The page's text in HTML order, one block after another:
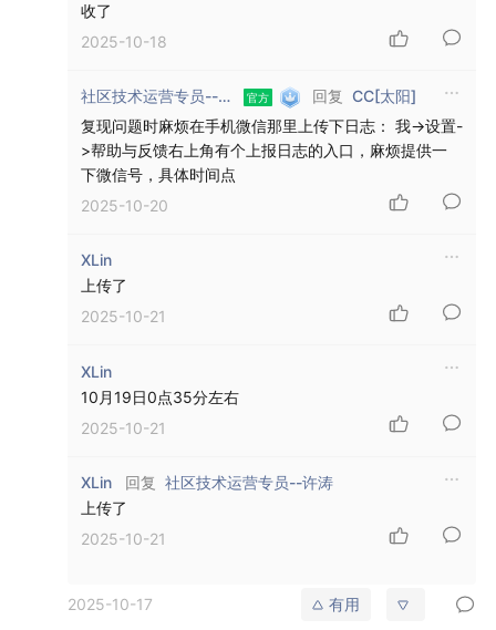
收了
2025-10-18
社区技术运营专员--许涛 回复 CC[太阳]
复现问题时麻烦在手机微信那里上传下日志： 我->设置-
>帮助与反馈右上角有个上报日志的入口，麻烦提供一
下微信号，具体时间点
2025-10-20
XLin
上传了
2025-10-21
XLin
10月19日0点35分左右
2025-10-21
XLin 回复 社区技术运营专员--许涛
上传了
2025-10-21
2025-10-17 有用